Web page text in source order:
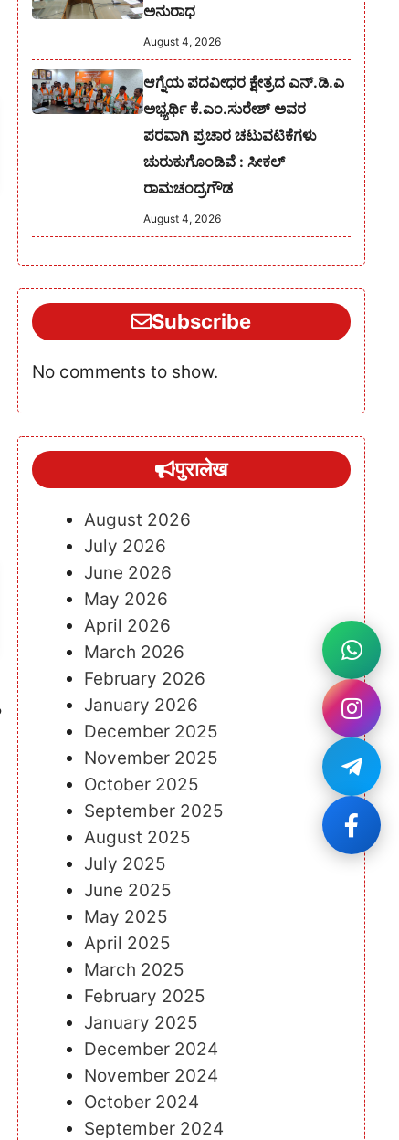
ಅನುರಾಧ
August 4, 2026
ಆಗ್ನೆಯ ಪದವೀಧರ ಕ್ಷೇತ್ರದ ಎನ್.ಡಿ.ಎ
ಅಭ್ಯರ್ಥಿ ಕೆ.ಎಂ.ಸುರೇಶ್‌ ಅವರ
ಪರವಾಗಿ ಪ್ರಚಾರ ಚಟುವಟಿಕೆಗಳು
ಚುರುಕುಗೊಂಡಿವೆ : ಸೀಕಲ್
ರಾಮಚಂದ್ರಗೌಡ
August 4, 2026
Subscribe
No comments to show.
पुरालेख
August 2026
July 2026
June 2026
May 2026
April 2026
March 2026
February 2026
January 2026
December 2025
November 2025
October 2025
September 2025
August 2025
July 2025
June 2025
May 2025
April 2025
March 2025
February 2025
January 2025
December 2024
November 2024
October 2024
September 2024